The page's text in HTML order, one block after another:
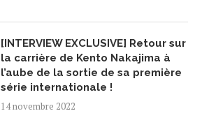
[INTERVIEW EXCLUSIVE] Retour sur
la carrière de Kento Nakajima à
l’aube de la sortie de sa première
série internationale !
14 novembre 2022